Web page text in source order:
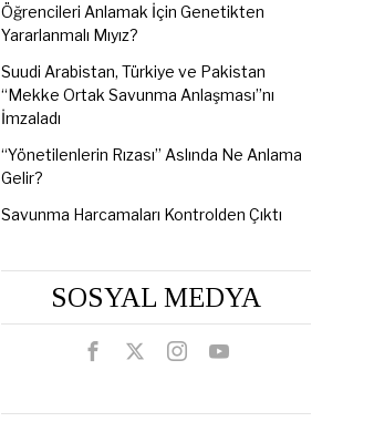
Öğrencileri Anlamak İçin Genetikten
Yararlanmalı Mıyız?
Suudi Arabistan, Türkiye ve Pakistan
“Mekke Ortak Savunma Anlaşması”nı
İmzaladı
“Yönetilenlerin Rızası” Aslında Ne Anlama
Gelir?
Savunma Harcamaları Kontrolden Çıktı
SOSYAL MEDYA